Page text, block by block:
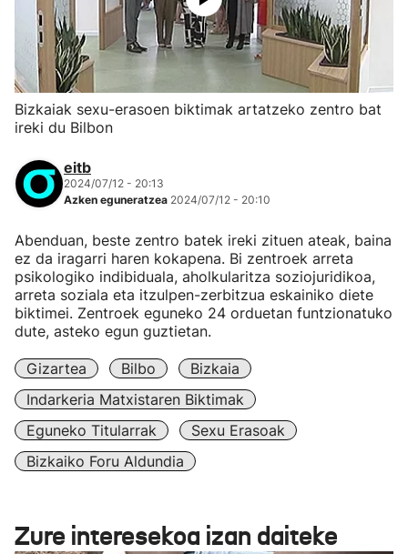
Bizkaiak sexu-erasoen biktimak artatzeko zentro bat
ireki du Bilbon
eitb
2024/07/12 - 20:13
Azken eguneratzea 2024/07/12 - 20:10
Abenduan, beste zentro batek ireki zituen ateak, baina
ez da iragarri haren kokapena. Bi zentroek arreta
psikologiko indibiduala, aholkularitza soziojuridikoa,
arreta soziala eta itzulpen-zerbitzua eskainiko diete
biktimei. Zentroek eguneko 24 orduetan funtzionatuko
dute, asteko egun guztietan.
Gizartea Bilbo
Bizkaia
Indarkeria Matxistaren Biktimak
Eguneko Titularrak
Sexu Erasoak
Bizkaiko Foru Aldundia
Zure interesekoa izan daiteke